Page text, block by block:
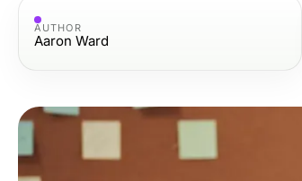
AUTHOR
Aaron Ward